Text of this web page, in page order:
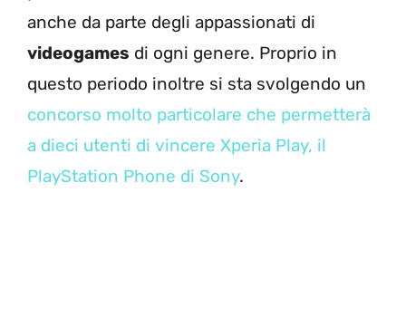
anche da parte degli appassionati di
videogames di ogni genere. Proprio in
questo periodo inoltre si sta svolgendo un
concorso molto particolare che permetterà
a dieci utenti di vincere Xperia Play, il
PlayStation Phone di Sony.